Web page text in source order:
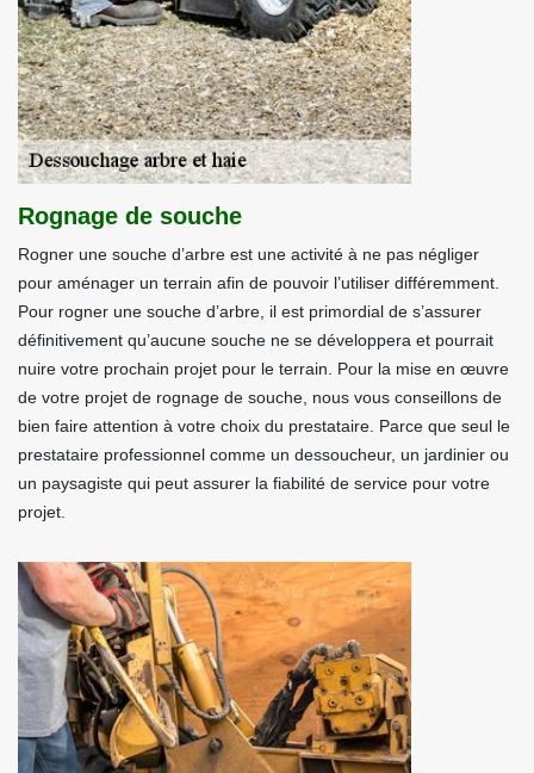
Rognage de souche
Rogner une souche d’arbre est une activité à ne pas négliger
pour aménager un terrain afin de pouvoir l’utiliser différemment.
Pour rogner une souche d’arbre, il est primordial de s’assurer
définitivement qu’aucune souche ne se développera et pourrait
nuire votre prochain projet pour le terrain. Pour la mise en œuvre
de votre projet de rognage de souche, nous vous conseillons de
bien faire attention à votre choix du prestataire. Parce que seul le
prestataire professionnel comme un dessoucheur, un jardinier ou
un paysagiste qui peut assurer la fiabilité de service pour votre
projet.